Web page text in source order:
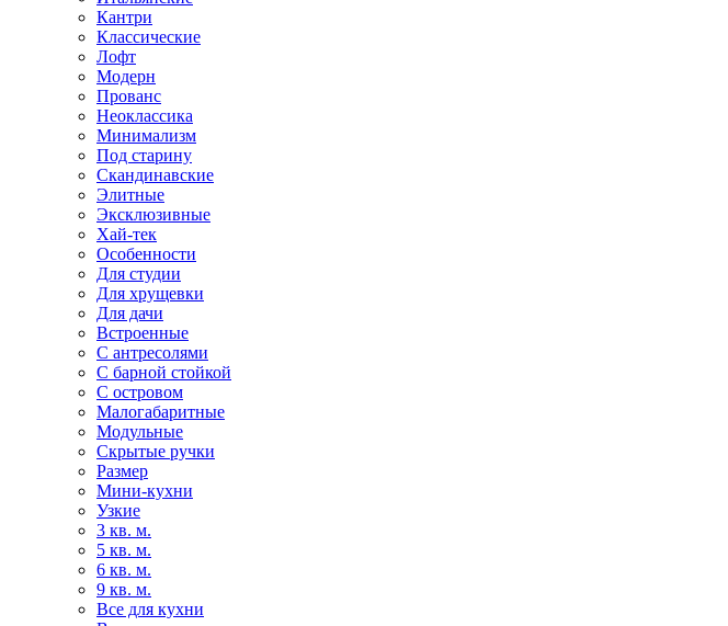
Кантри
Классические
Лофт
Модерн
Прованс
Неоклассика
Минимализм
Под старину
Скандинавские
Элитные
Эксклюзивные
Хай-тек
Особенности
Для студии
Для хрущевки
Для дачи
Встроенные
С антресолями
С барной стойкой
С островом
Малогабаритные
Модульные
Скрытые ручки
Размер
Мини-кухни
Узкие
3 кв. м.
5 кв. м.
6 кв. м.
9 кв. м.
Все для кухни